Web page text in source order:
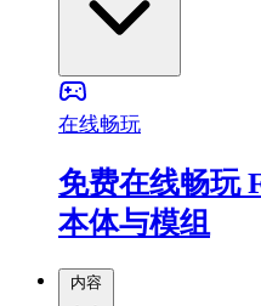
在线畅玩
免费在线畅玩
本体与模组